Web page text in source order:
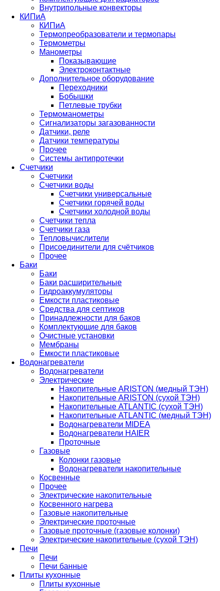
Внутрипольные конвекторы
КИПиА
КИПиА
Термопреобразователи и термопары
Термометры
Манометры
Показывающие
Электроконтактные
Дополнительное оборудование
Переходники
Бобышки
Петлевые трубки
Термоманометры
Сигнализаторы загазованности
Датчики, реле
Датчики температуры
Прочее
Системы антипротечки
Счетчики
Счетчики
Счетчики воды
Счетчики универсальные
Счетчики горячей воды
Счетчики холодной воды
Счетчики тепла
Счетчики газа
Тепловычислители
Присоединители для счётчиков
Прочее
Баки
Баки
Баки расширительные
Гидроаккумуляторы
Емкости пластиковые
Средства для септиков
Принадлежности для баков
Комплектующие для баков
Очистные установки
Мембраны
Ёмкости пластиковые
Водонагреватели
Водонагреватели
Электрические
Накопительные ARISTON (медный ТЭН)
Накопительные ARISTON (сухой ТЭН)
Накопительные ATLANTIC (сухой ТЭН)
Накопительные ATLANTIC (медный ТЭН)
Водонагреватели MIDEA
Водонагреватели HAIER
Проточные
Газовые
Колонки газовые
Водонагреватели накопительные
Косвенные
Прочее
Электрические накопительные
Косвенного нагрева
Газовые накопительные
Электрические проточные
Газовые проточные (газовые колонки)
Электрические накопительные (сухой ТЭН)
Печи
Печи
Печи банные
Плиты кухонные
Плиты кухонные